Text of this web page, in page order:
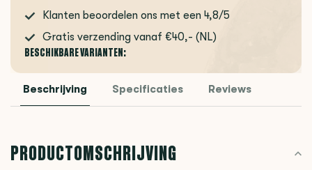
Klanten beoordelen ons met een 4,8/5
Gratis verzending vanaf €40,- (NL)
BESCHIKBARE VARIANTEN:
Beschrijving Specificaties Reviews
PRODUCTOMSCHRIJVING